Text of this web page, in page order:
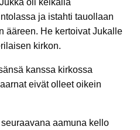
oli keikalla
ja istahti tauollaan
ääreen. He kertoivat Jukalle
kirkon.
kanssa kirkossa
eivät olleet oikein
aamuna kello